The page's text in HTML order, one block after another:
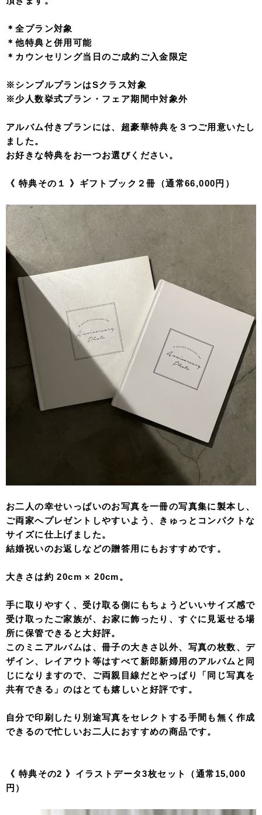
＊全プラン対象
＊他特典と併用可能
＊カウンセリング当日のご成約ご入金限定
※シンプルプランはSクラス対象
※少人数挙式プラン・フェア期間中対象外
アルバム付きプランには、超豪華特典を３つご用意いたし
ました。
お好きな特典をお一つお選びください。
《 特典その１ 》ギフトブック２冊（通常66,000円）
お二人の幸せいっぱいのお写真を一冊の写真集に製本し、
ご両家へプレゼントしやすいよう、きゅっとコンパクトな
サイズに仕上げました。
結婚祝いのお返しなどの贈答用にもおすすめです。
大きさは約 20cm × 20cm。
手に取りやすく、受け取る側にもちょうどいいサイズ感で
受け取ったご家族が、お家に飾ったり、すぐに見返せる場
所に保管できると大好評。
このミニアルバムは、冊子の大きさ以外、写真の枚数、デ
ザイン、レイアウト等はすべて新郎新婦用のアルバムと同
じになりますので、ご両親目線だとやっぱり「同じ写真を
共有できる」のはとても嬉しいと好評です。
自分で印刷したり別途写真をセレクトする手間も無く作成
できるので忙しいお二人におすすめの商品です。
《 特典その2 》イラストデータ3枚セット（通常15,000
円）